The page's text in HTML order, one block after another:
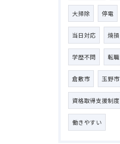
大掃除 停電
当日対応 焼損
学歴不問 転職
倉敷市 玉野市
資格取得支援制度
働きやすい